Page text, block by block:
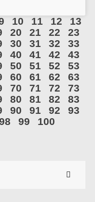
10 11 12
13
20 21 22
23
30 31 32
33
40 41 42
43
50 51 52
53
60 61 62
63
70 71 72
73
80 81 82
83
90 91 92
93
99 100